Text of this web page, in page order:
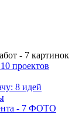
- 7 картинок
проектов
8 идей
- 7 ФОТО